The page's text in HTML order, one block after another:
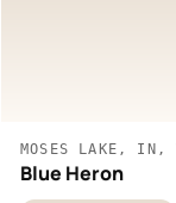
MOSES LAKE, IN,
Blue Heron